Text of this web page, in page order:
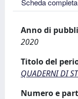
Scheda
Anno di
2020
Titolo del
QUADERNI DI
Numero e